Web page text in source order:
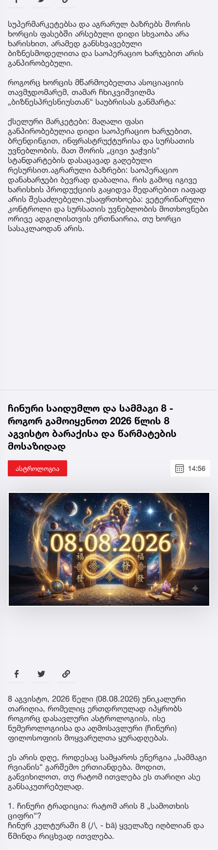
სუპერმარკეტებსა და აგრარულ ბაზრებს შორის
ხორცის ფასებში არსებული დიდი სხვაობა არა
ხარისხით, არამედ განსხვავებული
ბიზნესმოდელითა და საოპერაციო ხარჯებით არის
განპირობებული.
როგორც ხორცის მწარმოებელთა ასოციაციის
თავმჯდომარემ, თამარ ჩხიკვიშვილმა
„ბიზნესპრესნიუსთან“ საუბრისას განმარტა:
ქსელური მარკეტები: მაღალი ფასი
განპირობებულია დიდი საოპერაციო ხარჯებით,
ბრენდინგით, ინფრასტრუქტურისა და სურსათის
უვნებლობის, მათ შორის „ცივი ჯაჭვის“
სტანდარტების დასაცავად გაღებული
რესურსით.აგრარული ბაზრები: საოპერაციო
დანახარჯები ბევრად დაბალია, რის გამოც იგივე
ხარისხის პროდუქციის გაყიდვა შედარებით იაფად
არის შესაძლებელი.უსაფრთხოება: ვეტერინარული
კონტროლი და სურსათის უვნებლობის მოთხოვნები
ორივე ადგილისთვის ერთნაირია, თუ ხორცი
სასაკლაოდან არის.
ჩინური საიდუმლო და სამმაგი 8 -
როგორ გამოიყენოთ 2026 წლის 8
აგვისტო ბარაქისა და წარმატების
მოსაზიდად
ასტროლოგია 14:56
8 აგვისტო, 2026 წელი (08.08.2026) უნიკალური
თარიღია, რომელიც ერთდროულად იპყრობს
როგორც დასავლური ასტროლოგიის, ისე
ნუმეროლოგიისა და აღმოსავლური (ჩინური)
ფილოსოფიის მოყვარულთა ყურადღებას.
ეს არის დღე, როდესაც სამყაროს ენერგია „სამმაგი
რვიანის“ გარშემო ერთიანდება. მოდით,
განვიხილოთ, თუ რატომ ითვლება ეს თარიღი ასე
განსაკუთრებულად.
1. ჩინური ტრადიცია: რატომ არის 8 „სამოთხის
ციფრი“?
ჩინურ კულტურაში 8 (八 - bā) ყველაზე იღბლიან და
წმინდა რიცხვად ითვლება.